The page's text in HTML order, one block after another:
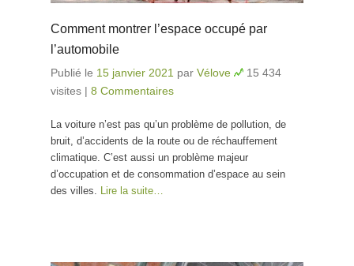
Comment montrer l’espace occupé par
l’automobile
Publié le 15 janvier 2021 par Vélove
15 434
visites | 8 Commentaires
La voiture n’est pas qu’un problème de pollution, de
bruit, d’accidents de la route ou de réchauffement
climatique. C’est aussi un problème majeur
d’occupation et de consommation d’espace au sein
des villes.
Lire la suite…